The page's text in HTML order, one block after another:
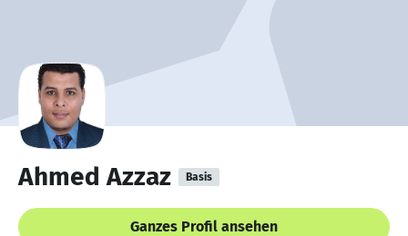
Ahmed Azzaz Basis
Ganzes Profil ansehen